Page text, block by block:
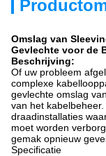
Omslag van
Gevlechte voor de
Beschrijving:
Of uw probleem
complexe
gevlechte omslag
van het
draadinstallaties
moet worden
gemak opnieuw
Specificatie